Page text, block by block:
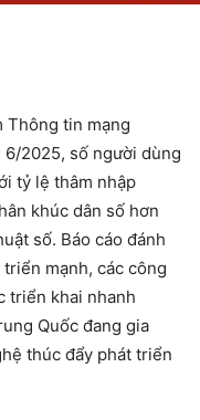
Thông tin mạng
2025, số người dùng
tỷ lệ thâm nhập
khúc dân số hơn
số. Báo cáo đánh
mạnh, các công
triển khai nhanh
Quốc đang gia
thúc đẩy phát triển